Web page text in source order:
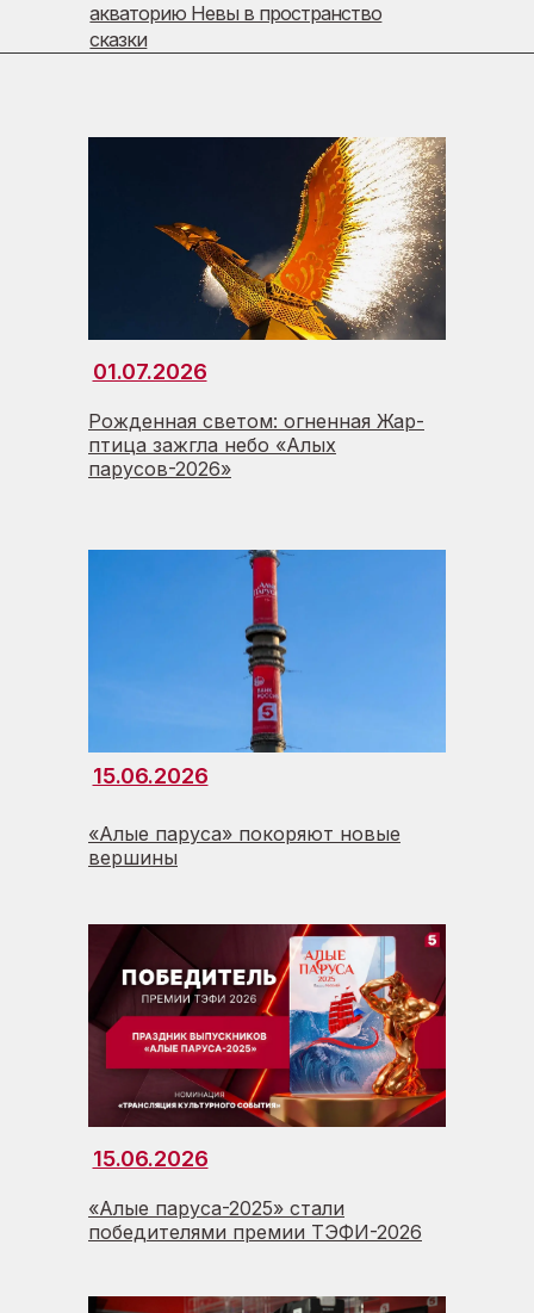
акваторию Невы в пространство
сказки
«Алые паруса-2025» стали
победителями премии ТЭФИ-2026
15.06.2026
«Алые паруса» покоряют новые
вершины
15.06.2026
Рожденная светом: огненная Жар-
птица зажгла небо «Алых
парусов-2026»
01.07.2026